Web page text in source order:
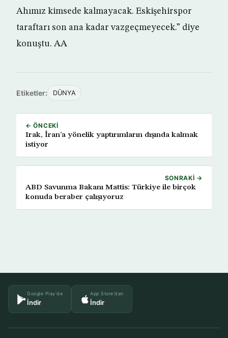
Ahımız kimsede kalmayacak. Eskişehirspor
taraftarı son ana kadar vazgeçmeyecek.” diye
konuştu. AA
Etiketler: DÜNYA
← ÖNCEKI
Irak, İran’a yönelik yaptırımların dışında kalmak
istiyor
SONRAKI →
ABD Savunma Bakanı Mattis: Türkiye ile birçok
konuda beraber çalışıyoruz
Google Play'de
İndir
App Store'dan
İndir